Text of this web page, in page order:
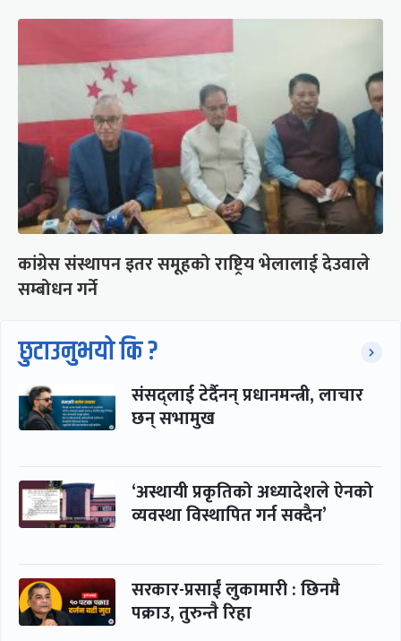
कांग्रेस संस्थापन इतर समूहको राष्ट्रिय भेलालाई देउवाले
सम्बोधन गर्ने
छुटाउनुभयो कि ?
संसद्लाई टेर्दैनन् प्रधानमन्त्री, लाचार
छन् सभामुख
‘अस्थायी प्रकृतिको अध्यादेशले ऐनको
व्यवस्था विस्थापित गर्न सक्दैन’
सरकार-प्रसाईं लुकामारी : छिनमै
पक्राउ, तुरुन्तै रिहा